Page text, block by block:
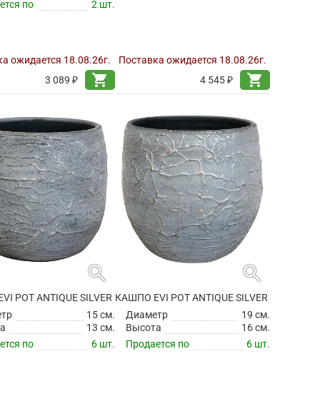
по 2 шт.
ожидается 18.08.26г.
3 089 ₽
shopping_cart
Поставка ожидается 18.08.26г.
4 545 ₽
shopping_cart
search
POT ANTIQUE SILVER
15 см.
13 см.
по
6 шт.
search
КАШПО EVI POT ANTIQUE SILVER
Диаметр
19 см.
Высота
16 см.
Продается по
6 шт.